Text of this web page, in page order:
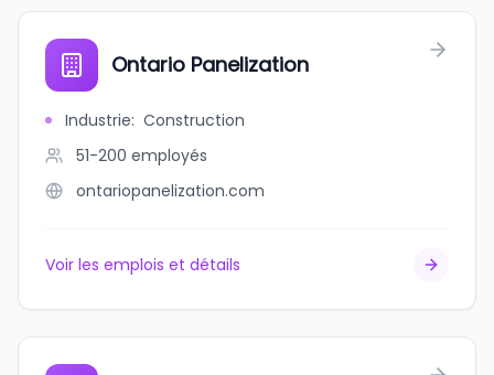
Ontario Panelization
Industrie: Construction
51-200 employés
ontariopanelization.com
Voir les emplois et détails